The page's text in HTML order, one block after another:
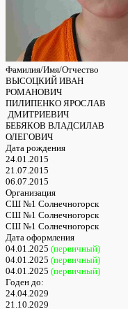
Фамилия/Имя/Отчество
ВЫСОЦКИЙ ИВАН
РОМАНОВИЧ
ПИЛИПЕНКО ЯРОСЛАВ
ДМИТРИЕВИЧ
БЕБЯКОВ ВЛАДСИЛАВ
ОЛЕГОВИЧ
Дата рождения
24.01.2015
21.07.2015
06.07.2015
Организация
СШ №1 Солнечногорск
СШ №1 Солнечногорск
СШ №1 Солнечногорск
Дата оформления
04.01.2025 (первичный)
04.01.2025 (первичный)
04.01.2025 (первичный)
Годен до:
24.04.2029
21.10.2029